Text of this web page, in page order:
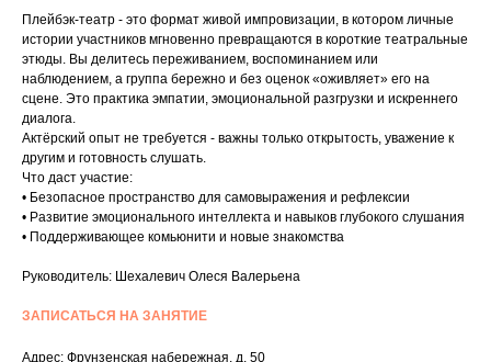
Плейбэк-театр - это формат живой импровизации, в котором личные
истории участников мгновенно превращаются в короткие театральные
этюды. Вы делитесь переживанием, воспоминанием или
наблюдением, а группа бережно и без оценок «оживляет» его на
сцене. Это практика эмпатии, эмоциональной разгрузки и искреннего
диалога.
Актёрский опыт не требуется - важны только открытость, уважение к
другим и готовность слушать.
Что даст участие:
• Безопасное пространство для самовыражения и рефлексии
• Развитие эмоционального интеллекта и навыков глубокого слушания
• Поддерживающее комьюнити и новые знакомства
Руководитель: Шехалевич Олеся Валерьена
ЗАПИСАТЬСЯ НА ЗАНЯТИЕ
Адрес: Фрунзенская набережная, д. 50